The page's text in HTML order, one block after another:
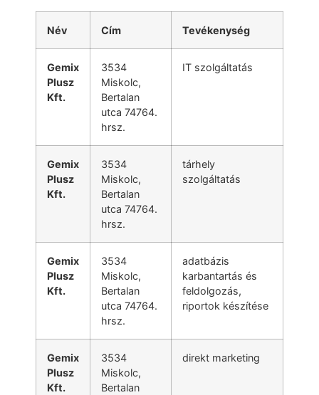
Név Cím Tevékenység
Gemix
Plusz
Kft.
3534
Miskolc,
Bertalan
utca 74764.
hrsz.
IT szolgáltatás
Gemix
Plusz
Kft.
3534
Miskolc,
Bertalan
utca 74764.
hrsz.
tárhely
szolgáltatás
Gemix
Plusz
Kft.
3534
Miskolc,
Bertalan
utca 74764.
hrsz.
adatbázis
karbantartás és
feldolgozás,
riportok készítése
Gemix
Plusz
Kft.
3534
Miskolc,
Bertalan
direkt marketing